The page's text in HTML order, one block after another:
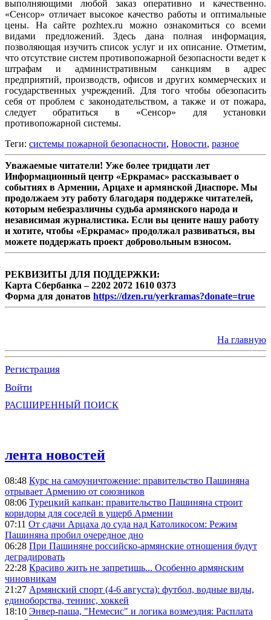
выполняющими любой заказ оперативно и качественно.
«Сенсор» отличает высокое качество работы и оптимальные
цены. На сайте pozhtex.ru можно ознакомиться со всеми
видами предложений. Здесь дана полная информация,
позволяющая изучить список услуг и их описание. Отметим,
что отсутствие систем противопожарной безопасности ведет к
штрафам и административным санкциям в адрес
предприятий, производств, офисов и других коммерческих и
государственных учреждений. Для того чтобы обезопасить
себя от проблем с законодательством, а также и от пожара,
следует обратиться в «Сенсор» для установки
противопожарной системы.
Теги: системы пожарной безопасности, Новости, разное
Уважаемые читатели! Уже более тридцати лет
Информационный центр «Еркрамас» рассказывает о
событиях в Армении, Арцахе и армянской Диаспоре. Мы
продолжаем эту работу благодаря поддержке читателей,
которым небезразличны судьба армянского народа и
независимая журналистика. Если вы цените нашу работу
и хотите, чтобы «Еркрамас» продолжал развиваться, вы
можете поддержать проект добровольным взносом.
РЕКВИЗИТЫ ДЛЯ ПОДДЕРЖКИ:
Карта Сбербанка – 2202 2072 1610 0373
Форма для донатов https://dzen.ru/yerkramas?donate=true
На главную
Регистрация
Войти
РАСШИРЕННЫЙ ПОИСК
лента новостей
08:48 Курс на самоуничтожение: правительство Пашиняна
отрывает Армению от союзников
08:06 Турецкий капкан: правительство Пашиняна строит
коридоры для соседей в ущерб Армении
07:11 От сдачи Арцаха до суда над Католикосом: Режим
Пашиняна пробил очередное дно
06:28 При Пашиняне российско-армянские отношения будут
деградировать
22:28 Красиво жить не запретишь... Особенно армянским
чиновникам
21:27 Армянский спорт (4-6 августа): футбол, водные виды,
единоборства, теннис, хоккей
18:10 Энвер-паша, "Немесис" и логика возмездия: Расплата